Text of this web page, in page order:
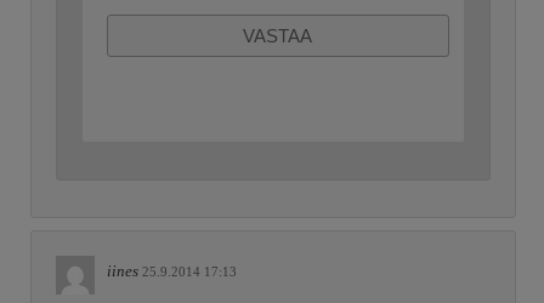
VASTAA
iines 25.9.2014 17:13